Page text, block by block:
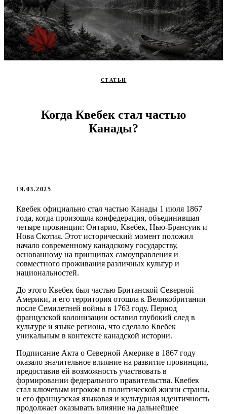
СТАТЬИ
Когда Квебек стал частью
Канады?
19.03.2025
Квебек официально стал частью Канады 1 июля 1867
года, когда произошла конфедерация, объединившая
четыре провинции: Онтарио, Квебек, Нью-Брансуик и
Нова Скотия. Этот исторический момент положил
начало современному канадскому государству,
основанному на принципах самоуправления и
совместного проживания различных культур и
национальностей.
До этого Квебек был частью Британской Северной
Америки, и его территория отошла к Великобритании
после Семилетней войны в 1763 году. Период
французской колонизации оставил глубокий след в
культуре и языке региона, что сделало Квебек
уникальным в контексте канадской истории.
Подписание Акта о Северной Америке в 1867 году
оказало значительное влияние на развитие провинции,
предоставив ей возможность участвовать в
формировании федерального правительства. Квебек
стал ключевым игроком в политической жизни страны,
и его французская языковая и культурная идентичность
продолжает оказывать влияние на дальнейшее